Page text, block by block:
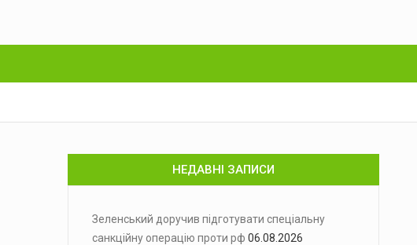
НЕДАВНІ ЗАПИСИ
Зеленський доручив підготувати спеціальну
санкційну операцію проти рф 06.08.2026